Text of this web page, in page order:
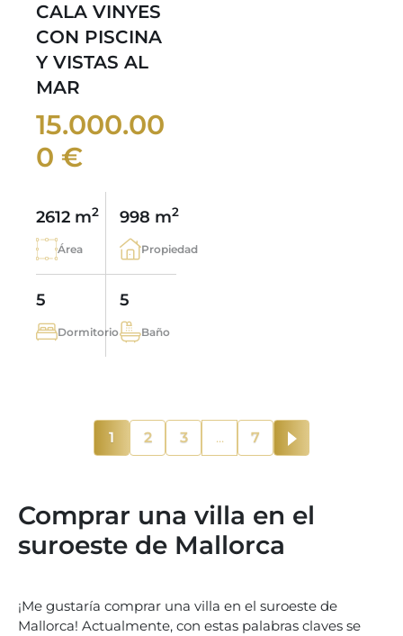
CALA VINYES
CON PISCINA
Y VISTAS AL
MAR
15.000.00
0 €
2612 m2
Área
998 m2
Propiedad
5
Dormitorio
5
Baño
1 2 3 ... 7
Comprar una villa en el
suroeste de Mallorca
¡Me gustaría comprar una villa en el suroeste de
Mallorca! Actualmente, con estas palabras claves se